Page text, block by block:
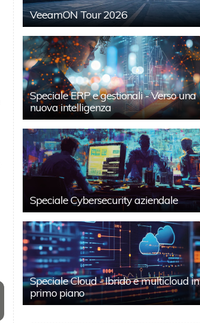
VeeamON Tour 2026
Speciale ERP e gestionali - Verso una
nuova intelligenza
Speciale Cybersecurity aziendale
Speciale Cloud - Ibrido e multicloud in
primo piano